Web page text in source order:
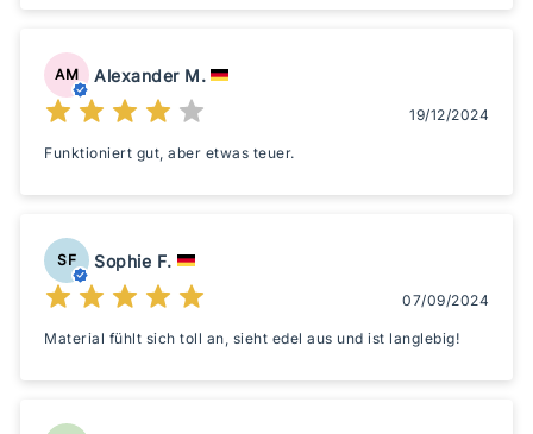
AM Alexander M.
19/12/2024
Funktioniert gut, aber etwas teuer.
SF Sophie F.
07/09/2024
Material fühlt sich toll an, sieht edel aus und ist langlebig!